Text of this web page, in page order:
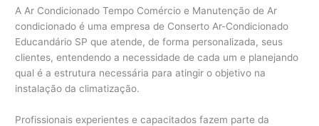
A Ar Condicionado Tempo Comércio e Manutenção de Ar
condicionado é uma empresa de Conserto Ar-Condicionado
Educandário SP que atende, de forma personalizada, seus
clientes, entendendo a necessidade de cada um e planejando
qual é a estrutura necessária para atingir o objetivo na
instalação da climatização.
Profissionais experientes e capacitados fazem parte da